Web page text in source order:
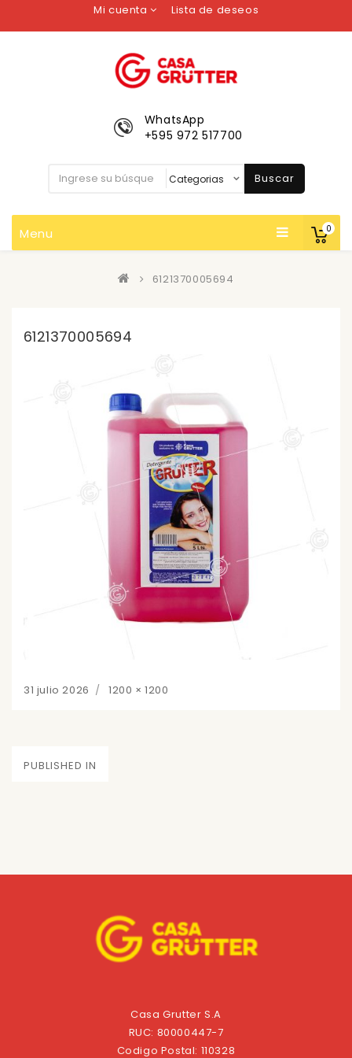
Mi cuenta Lista de deseos
0
WhatsApp
+595 972 517700
Buscar
Menu
6121370005694
6121370005694
Posted
31 julio 2026
Full
1200 × 1200
Navegación
PUBLISHED IN
Casa Grutter S.A
RUC: 80000447-7
Codigo Postal: 110328